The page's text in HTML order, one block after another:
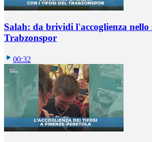
Salah: da brividi l'accoglienza nello
Trabzonspor
00:32